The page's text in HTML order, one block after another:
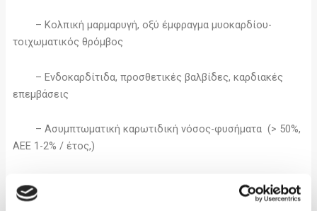
– Kολπική μαρμαρυγή, οξύ έμφραγμα μυοκαρδίου-
τοιχωματικός θρόμβος
– Ενδοκαρδίτιδα, προσθετικές βαλβίδες, καρδιακές
επεμβάσεις
– Aσυμπτωματική καρωτιδική νόσος-φυσήματα (> 50%,
ΑΕΕ 1-2% / έτος,)
Λοιποί τροποποιήσιμοι παράγοντες κινδύνου είναι: